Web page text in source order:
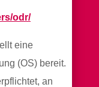
odr/
eine
(OS) bereit.
an